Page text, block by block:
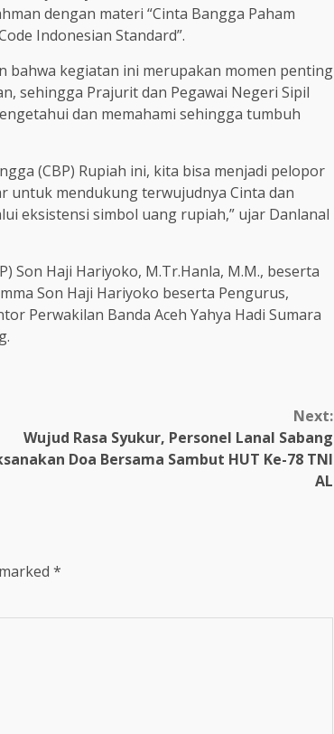
dengan materi “Cinta Bangga Paham
Indonesian Standard”.
bahwa kegiatan ini merupakan momen penting
sehingga Prajurit dan Pegawai Negeri Sipil
dan memahami sehingga tumbuh
(CBP) Rupiah ini, kita bisa menjadi pelopor
untuk mendukung terwujudnya Cinta dan
eksistensi simbol uang rupiah,” ujar Danlanal
Son Haji Hariyoko, M.Tr.Hanla, M.M., beserta
Son Haji Hariyoko beserta Pengurus,
Perwakilan Banda Aceh Yahya Hadi Sumara
Next:
Wujud Rasa Syukur, Personel Lanal Sabang
Doa Bersama Sambut HUT Ke-78 TNI
AL
*